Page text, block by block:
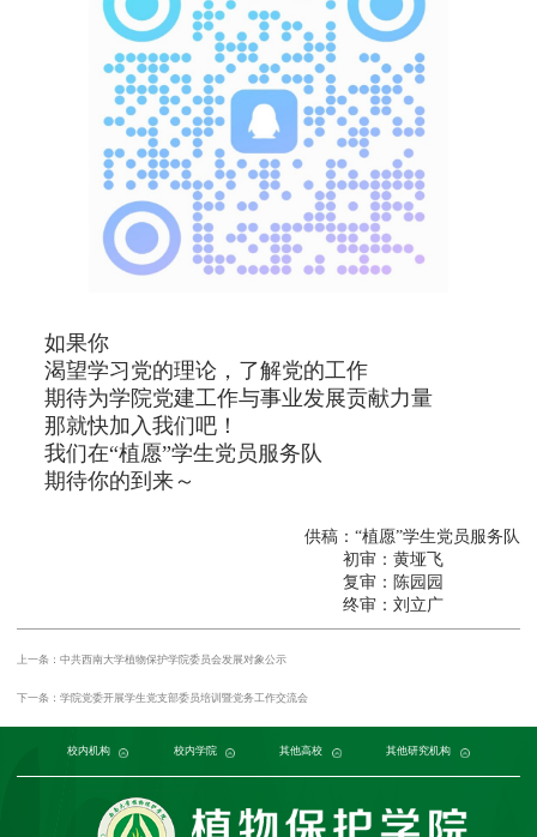
如果你
渴望学习党的理论，了解党的工作
期待为学院党建工作与事业发展贡献力量
那就快加入我们吧！
我们在“植愿”学生党员服务队
期待你的到来～
供稿：“植愿”学生党员服务队
初审：黄垭飞
复审：陈园园
终审：刘立广
上一条：中共西南大学植物保护学院委员会发展对象公示
下一条：学院党委开展学生党支部委员培训暨党务工作交流会
校内机构
党委组织部 党委宣传部 发展规划与学科建设部 人力资源部 本科生院 研究生院 科学技术发展研究院
校内学院
农学与生物科技学院 园艺园林学院 生命科学学院 生物技术学院 资源环境学院
其他高校
中国农业大学 浙江大学 西北农林科技大学 南京农业大学 华中农业大学 华南农业大学 山西农业大学
其他研究机构
中国农业科学院植物保护研究所 中国科学院植物研究所 中国科学院 中国农业科学院 重庆市农业科学院